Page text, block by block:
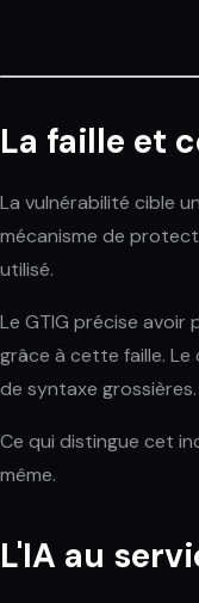
La faille et
La vulnérabilité cible
mécanisme de
utilisé.
Le GTIG précise
grâce à cette faille.
de syntaxe grossières.
Ce qui distingue cet
même.
L'IA au